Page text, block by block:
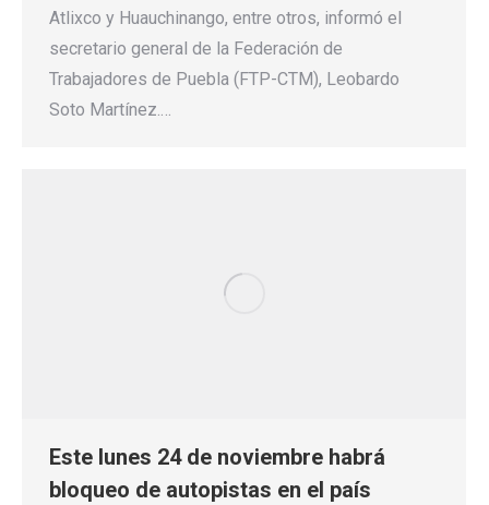
Atlixco y Huauchinango, entre otros, informó el
secretario general de la Federación de
Trabajadores de Puebla (FTP-CTM), Leobardo
Soto Martínez.…
Este lunes 24 de noviembre habrá
bloqueo de autopistas en el país